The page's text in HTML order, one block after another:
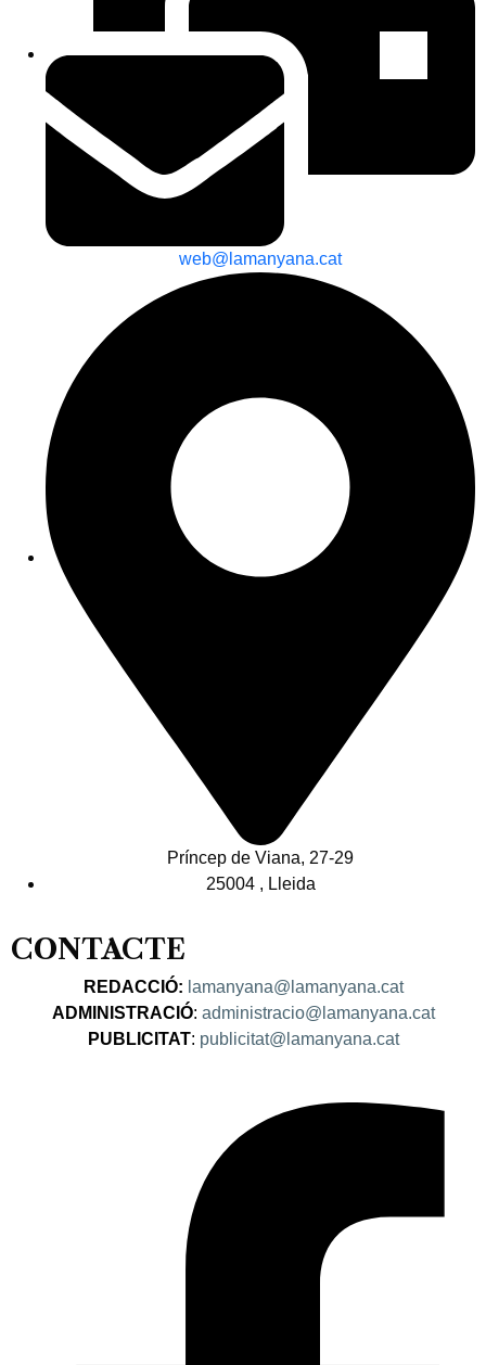
web@lamanyana.cat
Príncep de Viana, 27-29
25004 , Lleida
CONTACTE
REDACCIÓ: lamanyana@lamanyana.cat
ADMINISTRACIÓ: administracio@lamanyana.cat
PUBLICITAT: publicitat@lamanyana.cat